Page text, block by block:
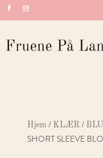
Hjem/ KLÆR/
SHORT SLEEVE